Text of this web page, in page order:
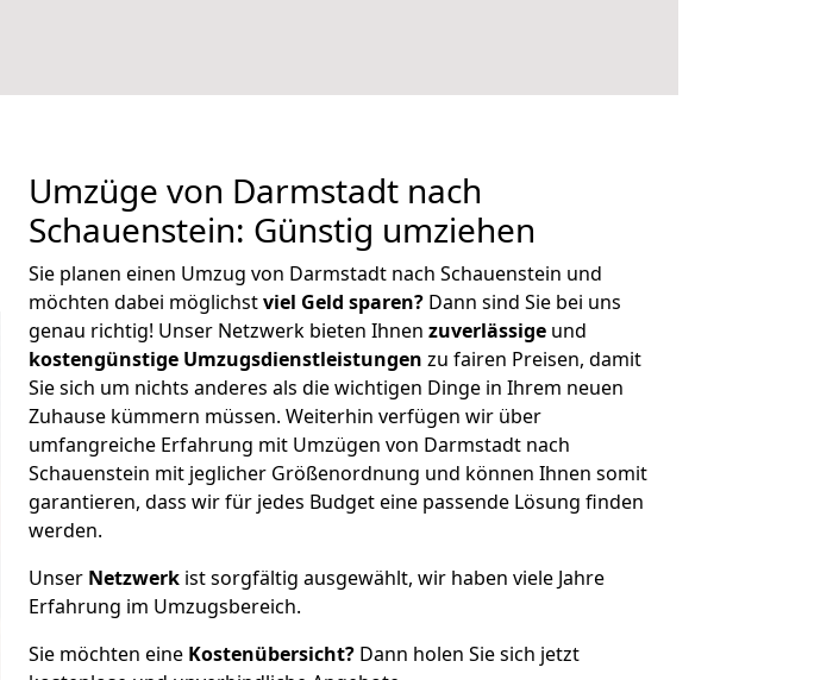
Umzüge von Darmstadt nach
Schauenstein: Günstig umziehen
Sie planen einen Umzug von Darmstadt nach Schauenstein und
möchten dabei möglichstviel Geld sparen? Dann sind Sie bei uns
genau richtig! Unser Netzwerk bieten Ihnen zuverlässige und
kostengünstige Umzugsdienstleistungen zu fairen Preisen, damit
Sie sich um nichts anderes als die wichtigen Dinge in Ihrem neuen
Zuhause kümmern müssen. Weiterhin verfügen wir über
umfangreiche Erfahrung mit Umzügen von Darmstadt nach
Schauenstein mit jeglicher Größenordnung und können Ihnen somit
garantieren, dass wir für jedes Budget eine passende Lösung finden
werden.
Unser Netzwerk ist sorgfältig ausgewählt, wir haben viele Jahre
Erfahrung im Umzugsbereich.
Sie möchten eine Kostenübersicht? Dann holen Sie sich jetzt